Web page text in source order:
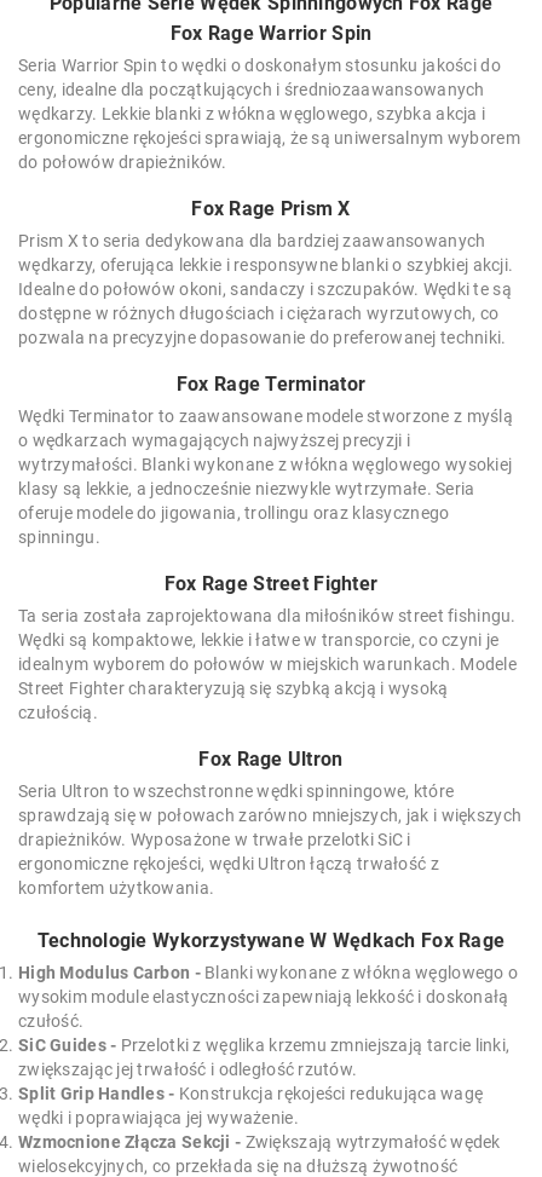
Fox Rage Warrior Spin
Seria Warrior Spin to wędki o doskonałym stosunku jakości do
ceny, idealne dla początkujących i średniozaawansowanych
wędkarzy. Lekkie blanki z włókna węglowego, szybka akcja i
ergonomiczne rękojeści sprawiają, że są uniwersalnym wyborem
do połowów drapieżników.
Fox Rage Prism X
Prism X to seria dedykowana dla bardziej zaawansowanych
wędkarzy, oferująca lekkie i responsywne blanki o szybkiej akcji.
Idealne do połowów okoni, sandaczy i szczupaków. Wędki te są
dostępne w różnych długościach i ciężarach wyrzutowych, co
pozwala na precyzyjne dopasowanie do preferowanej techniki.
Fox Rage Terminator
Wędki Terminator to zaawansowane modele stworzone z myślą
o wędkarzach wymagających najwyższej precyzji i
wytrzymałości. Blanki wykonane z włókna węglowego wysokiej
klasy są lekkie, a jednocześnie niezwykle wytrzymałe. Seria
oferuje modele do jigowania, trollingu oraz klasycznego
spinningu.
Fox Rage Street Fighter
Ta seria została zaprojektowana dla miłośników street fishingu.
Wędki są kompaktowe, lekkie i łatwe w transporcie, co czyni je
idealnym wyborem do połowów w miejskich warunkach. Modele
Street Fighter charakteryzują się szybką akcją i wysoką
czułością.
Fox Rage Ultron
Seria Ultron to wszechstronne wędki spinningowe, które
sprawdzają się w połowach zarówno mniejszych, jak i większych
drapieżników. Wyposażone w trwałe przelotki SiC i
ergonomiczne rękojeści, wędki Ultron łączą trwałość z
komfortem użytkowania.
Technologie Wykorzystywane W Wędkach Fox Rage
High Modulus Carbon - Blanki wykonane z włókna węglowego o
wysokim module elastyczności zapewniają lekkość i doskonałą
czułość.
SiC Guides - Przelotki z węglika krzemu zmniejszają tarcie linki,
zwiększając jej trwałość i odległość rzutów.
Split Grip Handles - Konstrukcja rękojeści redukująca wagę
wędki i poprawiająca jej wyważenie.
Wzmocnione Złącza Sekcji - Zwiększają wytrzymałość wędek
wielosekcyjnych, co przekłada się na dłuższą żywotność